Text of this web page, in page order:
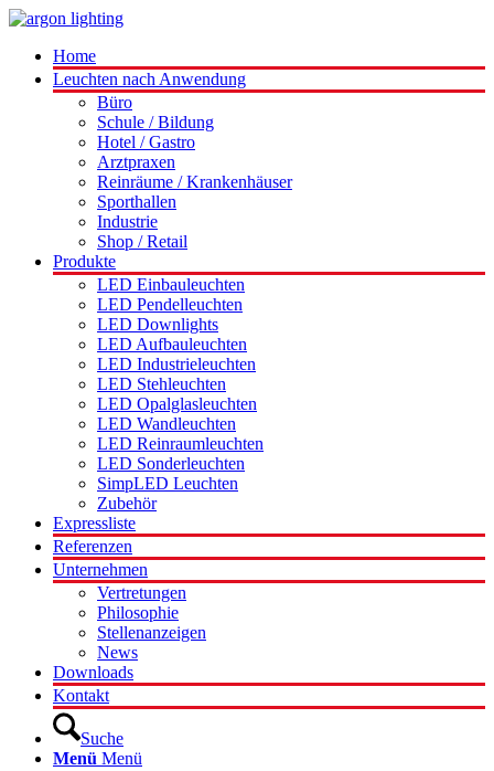
Home
Leuchten nach Anwendung
Büro
Schule / Bildung
Hotel / Gastro
Arztpraxen
Reinräume / Krankenhäuser
Sporthallen
Industrie
Shop / Retail
Produkte
LED Einbauleuchten
LED Pendelleuchten
LED Downlights
LED Aufbauleuchten
LED Industrieleuchten
LED Stehleuchten
LED Opalglasleuchten
LED Wandleuchten
LED Reinraumleuchten
LED Sonderleuchten
SimpLED Leuchten
Zubehör
Expressliste
Referenzen
Unternehmen
Vertretungen
Philosophie
Stellenanzeigen
News
Downloads
Kontakt
Suche
Menü Menü